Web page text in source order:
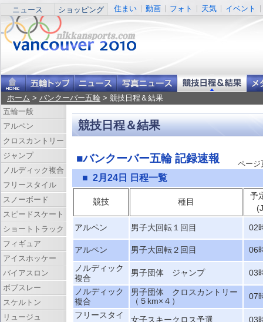
ニュース ショッピング 住まい 動画 フォト 天気 イベント
ホーム > バンクーバー五輪 > 競技日程＆結果
競技日程＆結果
■バンクーバー五輪 記録速報 ペー
■ 2月24日 日程一覧
競技 種目
予
アルペン 男子大回転１回目 02
アルペン 男子大回転２回目
06
ノルディック
複合
男子団体 ジャンプ
03
ノルディック
複合
男子団体 クロスカントリー
（５km×４）
07
フリースタイ
女子スキークロス予選
03
五輪一般
アルペン
クロスカントリー
ジャンプ
ノルディック複合
フリースタイル
スノーボード
スピードスケート
ショートトラック
フィギュア
アイスホッケー
バイアスロン
ボブスレー
スケルトン
リュージュ